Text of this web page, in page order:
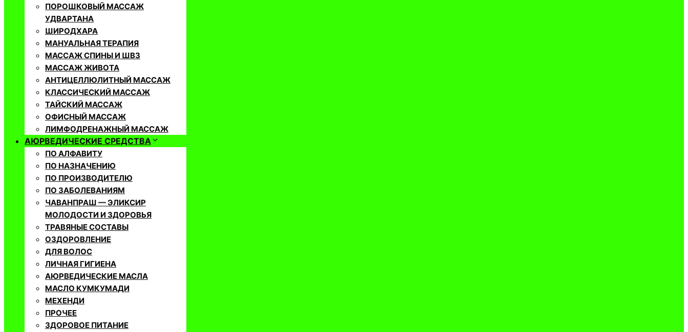
ПОРОШКОВЫЙ МАССАЖ
УДВАРТАНА
ШИРОДХАРА
МАНУАЛЬНАЯ ТЕРАПИЯ
МАССАЖ СПИНЫ И ШВЗ
МАССАЖ ЖИВОТА
АНТИЦЕЛЛЮЛИТНЫЙ МАССАЖ
КЛАССИЧЕСКИЙ МАССАЖ
ТАЙСКИЙ МАССАЖ
ОФИСНЫЙ МАССАЖ
ЛИМФОДРЕНАЖНЫЙ МАССАЖ
АЮРВЕДИЧЕСКИЕ СРЕДСТВА
ПО АЛФАВИТУ
ПО НАЗНАЧЕНИЮ
ПО ПРОИЗВОДИТЕЛЮ
ПО ЗАБОЛЕВАНИЯМ
ЧАВАНПРАШ — ЭЛИКСИР
МОЛОДОСТИ И ЗДОРОВЬЯ
ТРАВЯНЫЕ СОСТАВЫ
ОЗДОРОВЛЕНИЕ
ДЛЯ ВОЛОС
ЛИЧНАЯ ГИГИЕНА
АЮРВЕДИЧЕСКИЕ МАСЛА
МАСЛО КУМКУМАДИ
МЕХЕНДИ
ПРОЧЕЕ
ЗДОРОВОЕ ПИТАНИЕ